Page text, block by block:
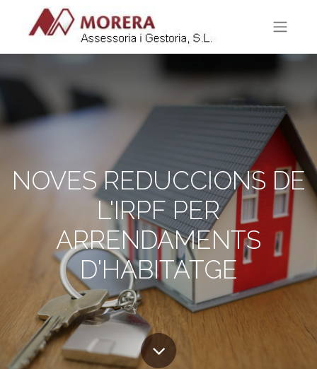
NOVES REDUCCIONS DE
L'IRPF PER
ARRENDAMENTS
D'HABITATGE